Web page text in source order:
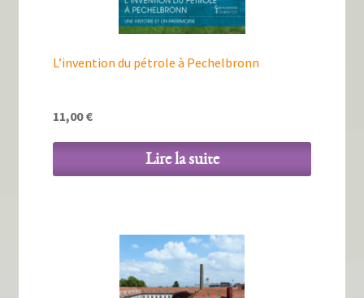
L’invention du pétrole à Pechelbronn
11,00€
Lire la suite